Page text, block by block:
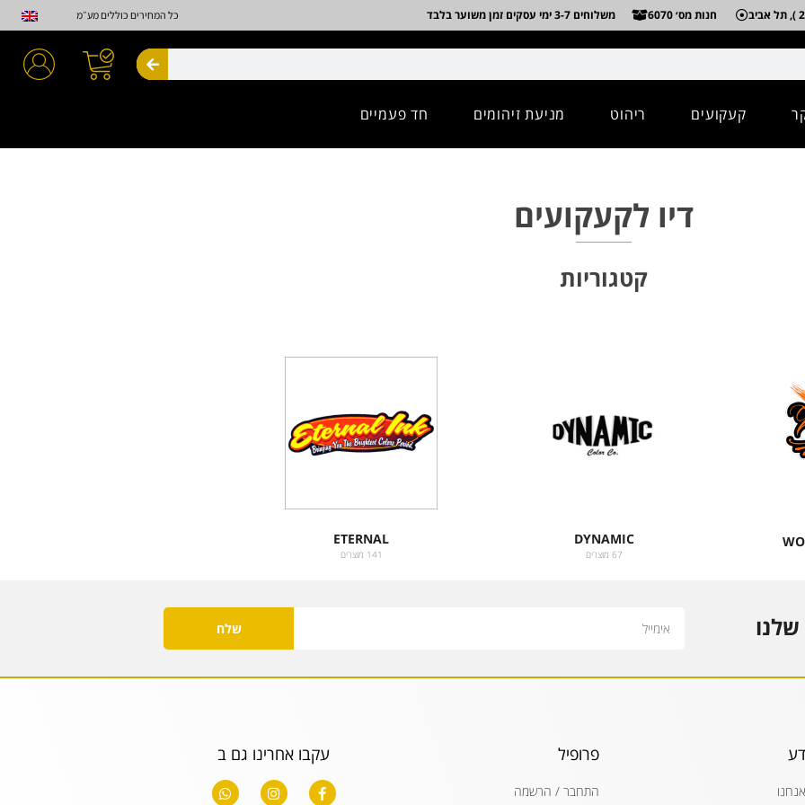
חנות מס׳ 6070 משלוחים 3-7 ימי עסקים זמן משוער בלבד כל המחירים כוללים מע״מ
חיפוש
קעקועים ריהוט מניעת זיהומים חד פעמיים
דיו לקעקועים
קטגוריות
DYNAMIC
67 מוצרים
ETERNAL
141 מוצרים
שלח
פרופיל
התחבר / הרשמה
עקבו אחרינו גם ב
F
a
I
n
W
h